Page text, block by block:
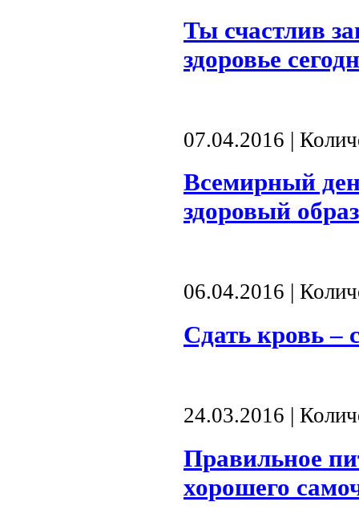
Ты счастлив
здоровье
07.04.2016 |
Всемирный
здоровый
06.04.2016 |
Сдать кровь –
24.03.2016 |
Правильное
хорошего